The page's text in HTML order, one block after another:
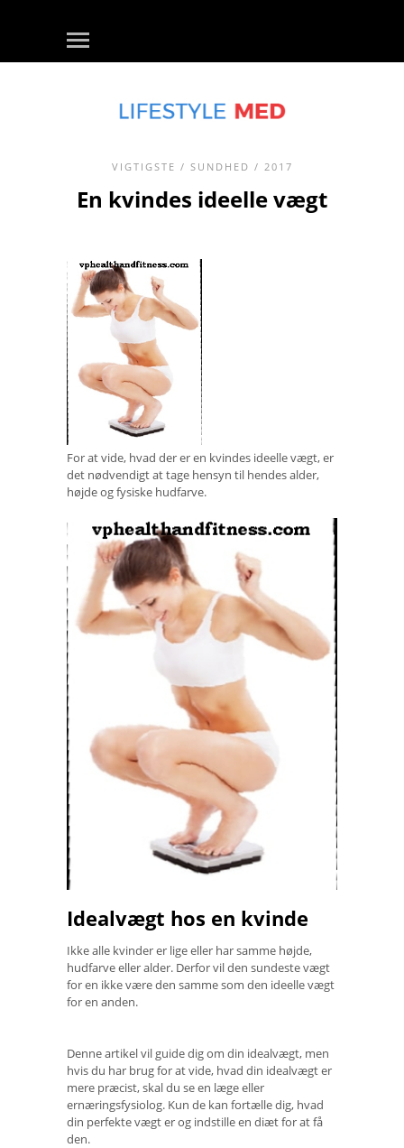
VIGTIGSTE / SUNDHED / 2017
En kvindes ideelle vægt
For at vide, hvad der er en kvindes ideelle vægt, er
det nødvendigt at tage hensyn til hendes alder,
højde og fysiske hudfarve.
Idealvægt hos en kvinde
Ikke alle kvinder er lige eller har samme højde,
hudfarve eller alder. Derfor vil den sundeste vægt
for en ikke være den samme som den ideelle vægt
for en anden.
Denne artikel vil guide dig om din idealvægt, men
hvis du har brug for at vide, hvad din idealvægt er
mere præcist, skal du se en læge eller
ernæringsfysiolog. Kun de kan fortælle dig, hvad
din perfekte vægt er og indstille en diæt for at få
den.